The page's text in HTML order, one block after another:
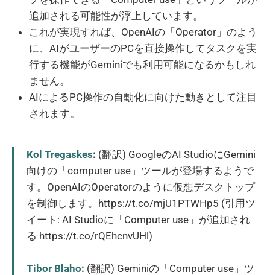
追加される可能性が浮上しています。
これが実現すれば、OpenAIの「Operator」のよう
に、AIがユーザーのPCを直接操作してタスクを実
行する機能がGeminiでも利用可能になるかもしれ
ません。
AIによるPC操作の自動化に向けた動きとして注目
されます。
Kol Tregaskes: (翻訳) GoogleのAI StudioにGemini
向けの「computer use」ツールが登場するようで
す。OpenAIのOperatorのように仮想デスクトップ
を制御します。https://t.co/mjU1PTWHp5 (引用ツ
イート: AI Studioに「Computer use」が追加され
る https://t.co/rQEhcnvUHl)
Tibor Blaho: (翻訳) Geminiの「Computer use」ツ